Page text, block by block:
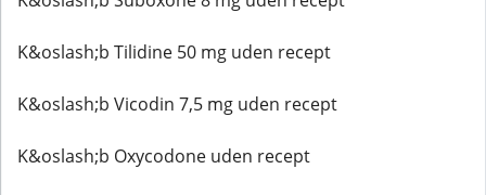
K&oslash;b Tilidine 50 mg uden recept
K&oslash;b Vicodin 7,5 mg uden recept
K&oslash;b Oxycodone uden recept